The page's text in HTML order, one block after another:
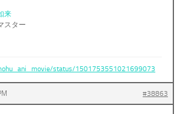
来
スター
status/1501753551021699073
#38863